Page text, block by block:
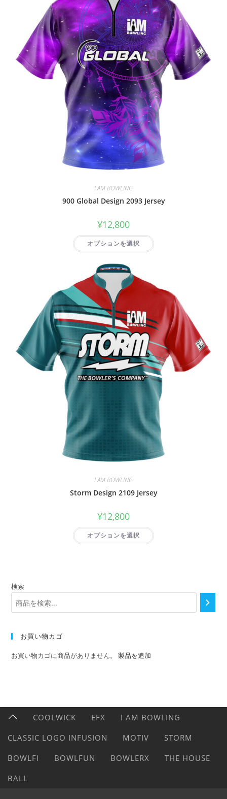
I AM BOWLING
900 Global Design 2093 Jersey
¥12,800
オプションを選択
I AM BOWLING
Storm Design 2109 Jersey
¥12,800
オプションを選択
検索
お買い物カゴ
お買い物カゴに商品がありません。製品を追加
COOLWICK EFX
I AM BOWLING
CLASSIC LOGO INFUSION
MOTIV
STORM
BOWLFI
BOWLFUN BOWLERX
THE HOUSE
BALL